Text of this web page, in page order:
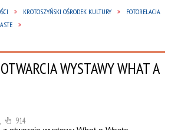
KROTOSZYŃSKI OŚRODEK KULTURY
FOTORELACJA
WYSTAWY WHAT A
914